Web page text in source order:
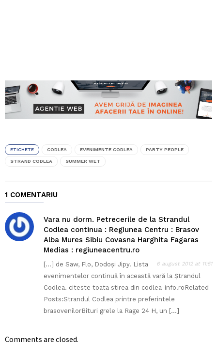
ETICHETE CODLEA EVENIMENTE CODLEA PARTY PEOPLE
STRAND CODLEA SUMMER WET
1 COMENTARIU
Vara nu dorm. Petrecerile de la Strandul
Codlea continua : Regiunea Centru : Brasov
Alba Mures Sibiu Covasna Harghita Fagaras
Medias : regiuneacentru.ro
6 august 2012 at 11:51
[…] de Saw, Flo, Dodoși Jipy. Lista
evenimentelor continuă în această vară la Ștrandul
Codlea. citeste toata stirea din codlea-info.roRelated
Posts:Strandul Codlea printre preferintele
brasovenilorBituri grele la Rage 24 H, un […]
Comments are closed.